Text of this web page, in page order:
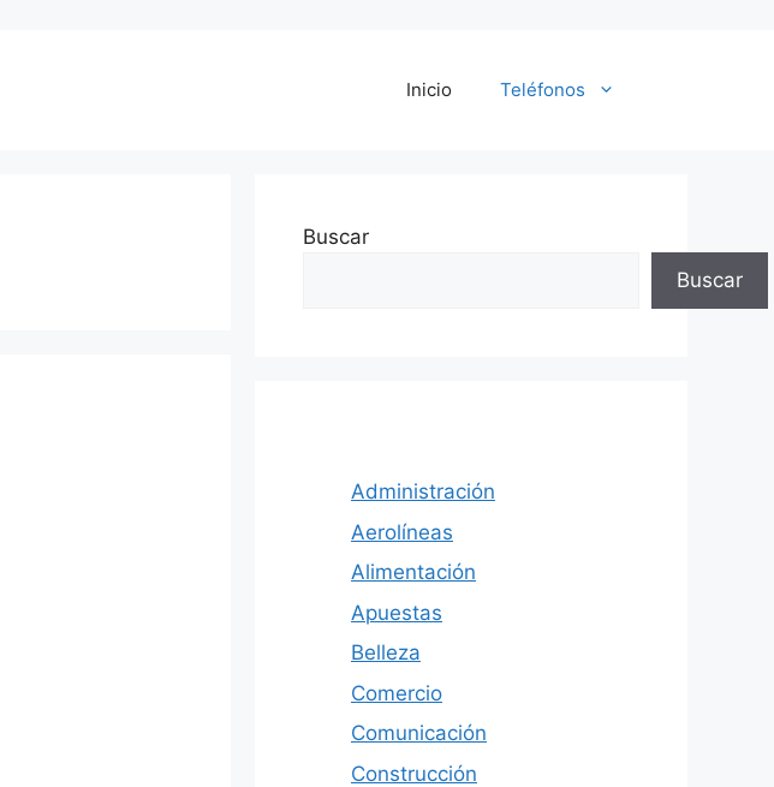
Inicio Teléfonos
Buscar
Buscar
Administración
Aerolíneas
Alimentación
Apuestas
Belleza
Comercio
Comunicación
Construcción